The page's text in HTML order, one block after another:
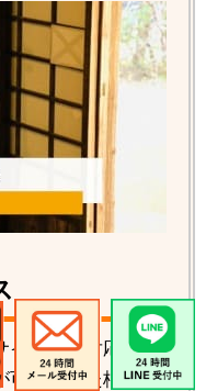
イクルの対応が可
可能だった桐タン